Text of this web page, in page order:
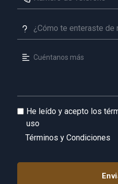
He leído y acepto los
uso
Términos y Condiciones